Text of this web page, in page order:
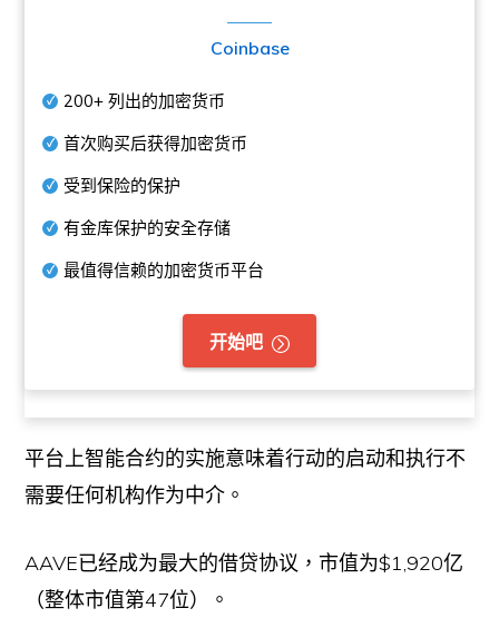
Coinbase
200+ 列出的加密货币
首次购买后获得加密货币
受到保险的保护
有金库保护的安全存储
最值得信赖的加密货币平台
开始吧
平台上智能合约的实施意味着行动的启动和执行不
需要任何机构作为中介。
AAVE已经成为最大的借贷协议，市值为$1,920亿
（整体市值第47位）。